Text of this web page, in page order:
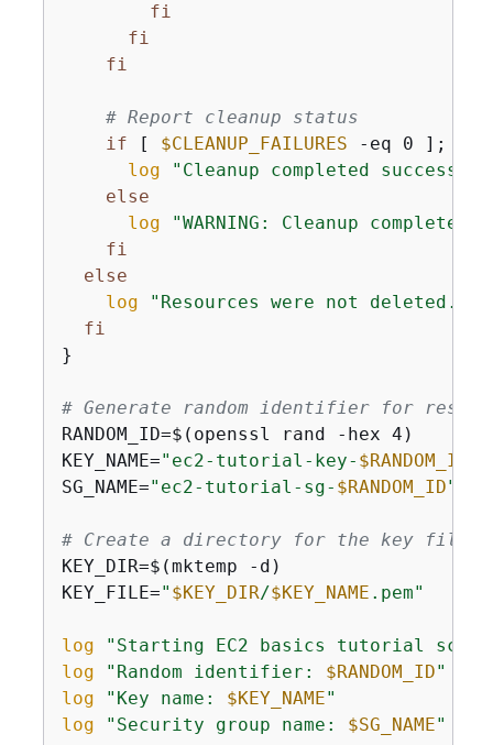
fi
fi
fi
# Report cleanup status
if [ $CLEANUP_FAILURES -eq 0 ];
log
"Cleanup completed
else
log
"WARNING: Cleanup
fi
else
log
"Resources were not deleted."
fi
}
# Generate random identifier for
RANDOM_ID=$(openssl rand -hex 4)
KEY_NAME="ec2-tutorial-key- $RANDOM_ID
SG_NAME="ec2-tutorial-sg- $RANDOM_ID"
# Create a directory for the key file
KEY_DIR=$(mktemp -d)
KEY_FILE=" $KEY_DIR/$KEY_NAME .pem"
log
"Starting EC2 basics tutorial
log
"Random identifier: $RANDOM_ID"
log
"Key name: $KEY_NAME"
log
"Security group name: $SG_NAME"